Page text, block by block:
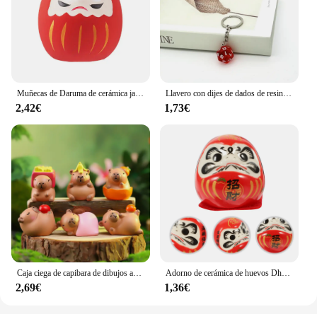
2,42€
Llavero con dijes de dados de resina DnD D20, juego de RPG hecho a mano, mazmorras y dragones, llavero de dados, regalo de Navidad
1,73€
Caja ciega de capibara de dibujos animados, Mini figuras de acción de capibara de simulación, decoración de escritorio de coche, regalos de cumpleaños y Navidad para niños
2,69€
Adorno de cerámica de huevos Dharma, figuritas Daruma japonesas tradicionales, adornos de regalo, artesanías de porcelana, cerámica para coche Miss
1,36€